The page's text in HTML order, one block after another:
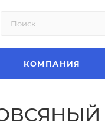
КОМПАНИЯ